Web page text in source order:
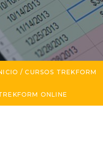
/ CURSOS TREKFORM
ONLINE